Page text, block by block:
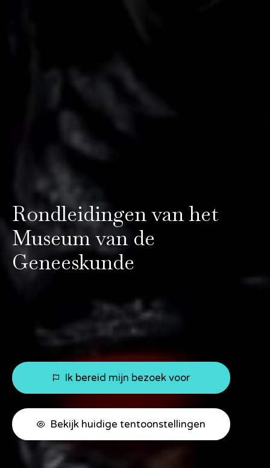
Rondleidingen van het
Museum van de
Geneeskunde
Ik bereid mijn bezoek voor
Bekijk huidige tentoonstellingen